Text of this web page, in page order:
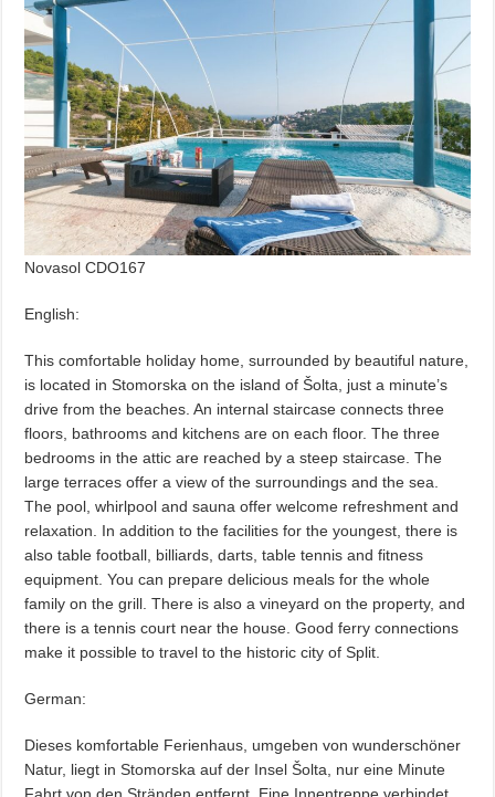
Novasol CDO167
English:
This comfortable holiday home, surrounded by beautiful nature,
is located in Stomorska on the island of Šolta, just a minute’s
drive from the beaches. An internal staircase connects three
floors, bathrooms and kitchens are on each floor. The three
bedrooms in the attic are reached by a steep staircase. The
large terraces offer a view of the surroundings and the sea.
The pool, whirlpool and sauna offer welcome refreshment and
relaxation. In addition to the facilities for the youngest, there is
also table football, billiards, darts, table tennis and fitness
equipment. You can prepare delicious meals for the whole
family on the grill. There is also a vineyard on the property, and
there is a tennis court near the house. Good ferry connections
make it possible to travel to the historic city of Split.
German:
Dieses komfortable Ferienhaus, umgeben von wunderschöner
Natur, liegt in Stomorska auf der Insel Šolta, nur eine Minute